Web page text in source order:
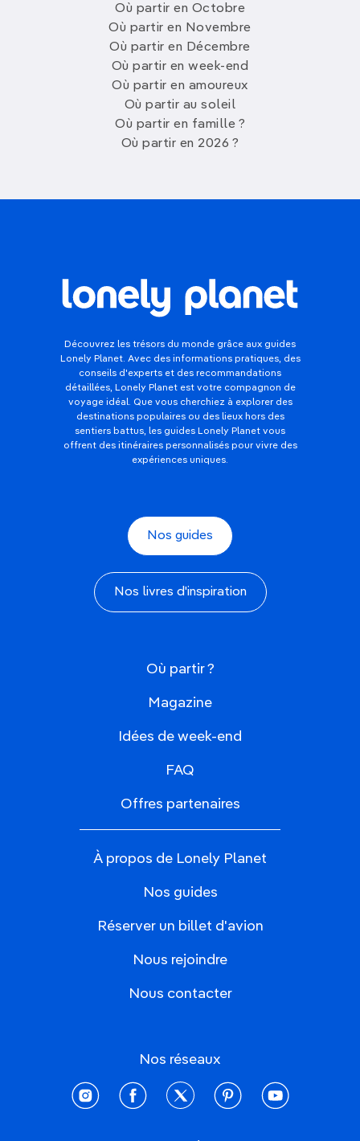
Où partir en Octobre
Où partir en Novembre
Où partir en Décembre
Où partir en week-end
Où partir en amoureux
Où partir au soleil
Où partir en famille ?
Où partir en 2026 ?
Découvrez les trésors du monde grâce aux guides
Lonely Planet. Avec des informations pratiques, des
conseils d'experts et des recommandations
détaillées, Lonely Planet est votre compagnon de
voyage idéal. Que vous cherchiez à explorer des
destinations populaires ou des lieux hors des
sentiers battus, les guides Lonely Planet vous
offrent des itinéraires personnalisés pour vivre des
expériences uniques.
Nos guides
Nos livres d'inspiration
Où partir ?
Magazine
Idées de week-end
FAQ
Offres partenaires
À propos de Lonely Planet
Nos guides
Réserver un billet d'avion
Nous rejoindre
Nous contacter
Nos réseaux
instagramfacebooktwitter pinterestyoutube